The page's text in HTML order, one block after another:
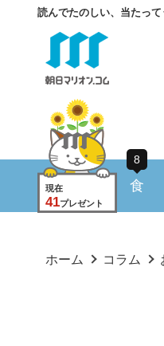
読んでたのしい、当たって
現在
41プレゼント
8
食
ホーム コラム